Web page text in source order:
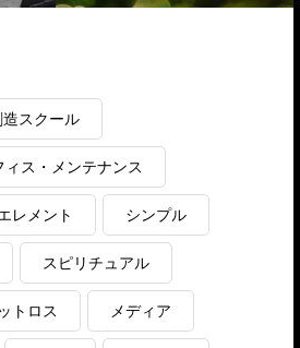
造スクール
ス・メンテナンス
レメント シンプル
スピリチュアル
トロス メディア